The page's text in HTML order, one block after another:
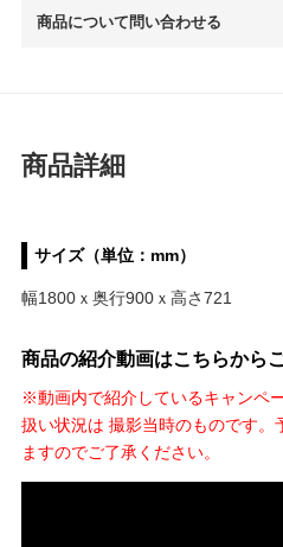
商品について問い合わせる
商品詳細
サイズ（単位：mm）
幅1800ｘ奥行900ｘ高さ721
商品の紹介動画はこちらから
※動画内で紹介しているキャンペ
扱い状況は 撮影当時のものです。
ますのでご了承ください。